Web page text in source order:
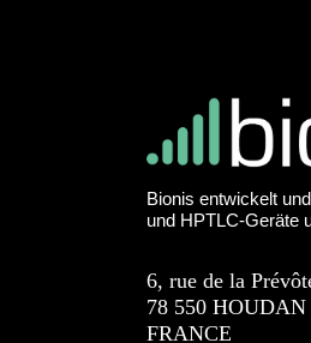
Bionis entwickelt
und HPTLC-Geräte
6, rue de la
78 550 HOUDAN
FRANCE